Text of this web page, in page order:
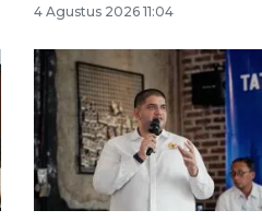
4 Agustus 2026 11:04